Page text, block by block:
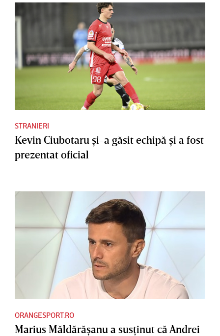
STRANIERI
Kevin Ciubotaru şi-a găsit echipă şi a fost
prezentat oficial
ORANGESPORT.RO
Marius Măldărăşanu a susţinut că Andrei